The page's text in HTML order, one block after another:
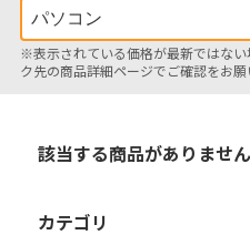
※表示されている価格が最新ではな
ク先の商品詳細ページでご確認をお願
該当する商品がありません
カテゴリ